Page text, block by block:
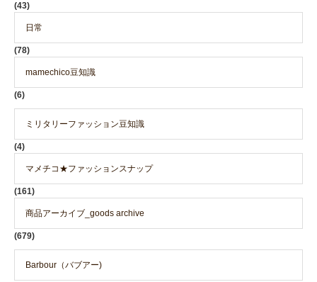
(43)
日常
(78)
mamechico豆知識
(6)
ミリタリーファッション豆知識
(4)
マメチコ★ファッションスナップ
(161)
商品アーカイブ_goods archive
(679)
Barbour（バブアー)